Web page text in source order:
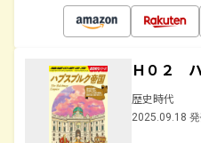
Ｈ０２
歴史時代
2025.09.18